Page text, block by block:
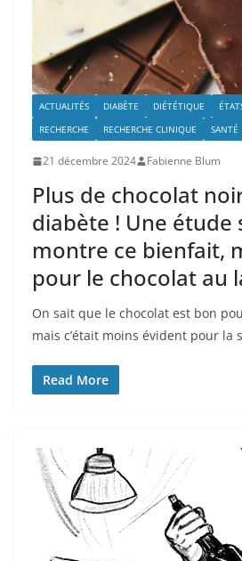
ACTUALITÉS DIABÈTE DIÉTÉTIQUE
RECHERCHE
RECHERCHE CLINIQUE SANTÉ
21 décembre 2024 Fabienne Blum
Plus de chocolat
diabète ! Une étude
montre ce bienfait,
pour le chocolat au
On sait que le chocolat est bon
mais c’était moins évident pour la
Read More